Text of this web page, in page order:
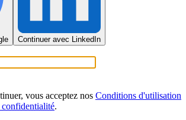
Continuer avec LinkedIn
vous acceptez nos Conditions d'utilisation
.